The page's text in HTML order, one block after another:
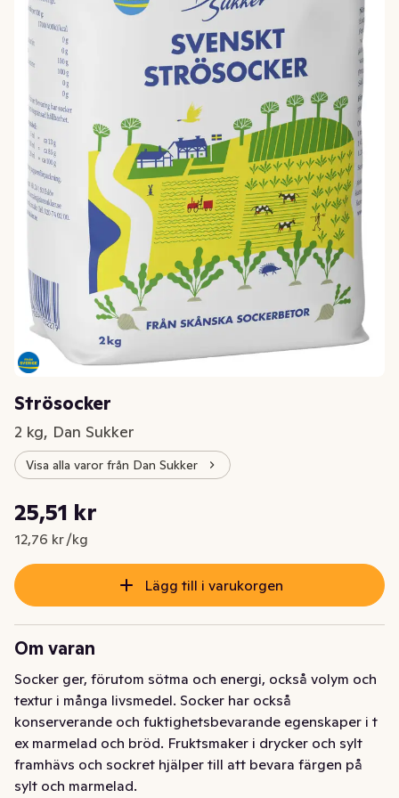
Strösocker
2 kg, Dan Sukker
Visa alla varor från Dan Sukker
Nuvarande pris är: 25,51 kr
25,51 kr
12,76 kr /kg
Styckpris: 12,76 kr /kg
Lägg till i varukorgen
Om varan
Socker ger, förutom sötma och energi, också volym och
textur i många livsmedel. Socker har också
konserverande och fuktighetsbevarande egenskaper i t
ex marmelad och bröd. Fruktsmaker i drycker och sylt
framhävs och sockret hjälper till att bevara färgen på
sylt och marmelad.